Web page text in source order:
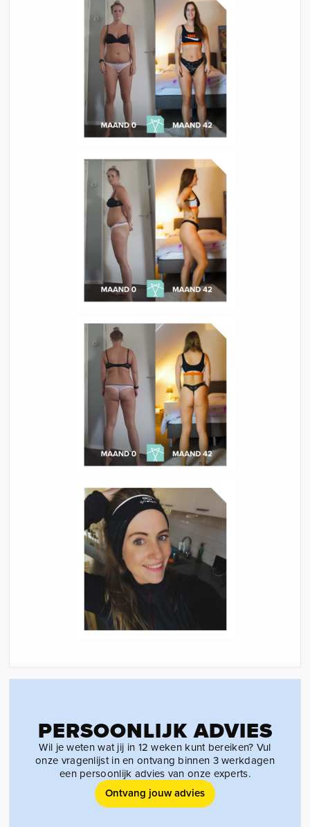
PERSOONLIJK ADVIES
Wil je weten wat jij in 12 weken kunt bereiken? Vul
onze vragenlijst in en ontvang binnen 3 werkdagen
een persoonlijk advies van onze experts.
Ontvang jouw advies